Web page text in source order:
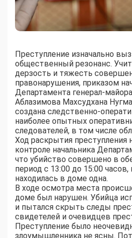
Преступление изначально
общественный резонанс.
дерзость и тяжесть
правонарушения, приказом
Департамента генерал-
Аблазимова Махсудхана
создана следственно-
наиболее опытных
следователей, в том числе
Ход раскрытия преступления
контроле начальника
что убийство совершено в
период с 13:00 до 15:00
находилась в доме одна.
В ходе осмотра места
доме был нарушен. Убийца
и пытался скрыть следы
свидетелей и очевидцев
Преступление было
злоумышленника не ясны.